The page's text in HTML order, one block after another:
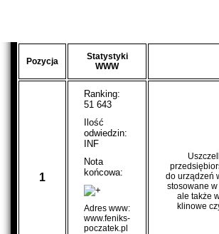
Pozycja
Statystyki
WWW
1
Ranking:
51 643
Ilość
odwiedzin:
INF
Nota
końcowa:
Adres www:
www.feniks-
poczatek.pl
do urządzeń
stosowane
ale także
klinowe